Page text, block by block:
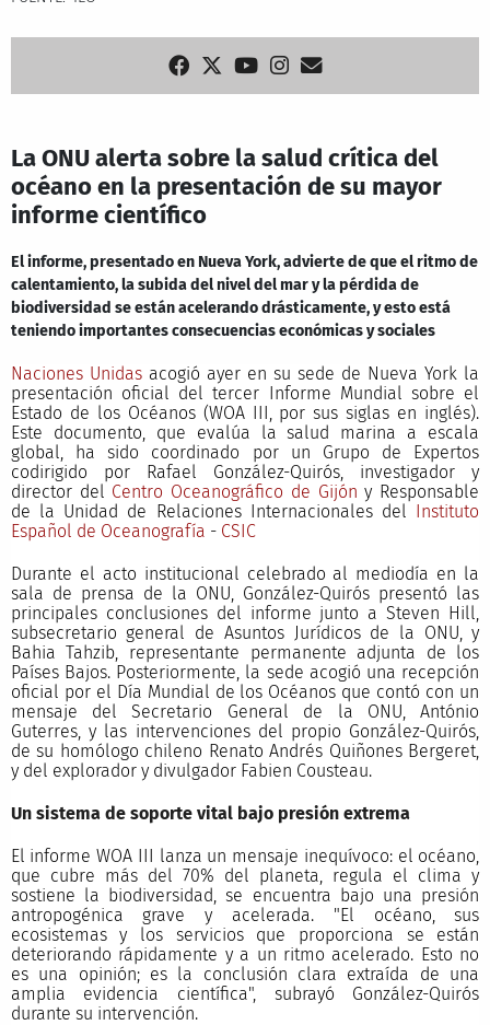
La ONU alerta sobre la salud crítica del
océano en la presentación de su mayor
informe científico
El informe, presentado en Nueva York, advierte de que el ritmo de
calentamiento, la subida del nivel del mar y la pérdida de
biodiversidad se están acelerando drásticamente, y esto está
teniendo importantes consecuencias económicas y sociales
Naciones Unidasacogió ayer en su sede de Nueva York la
presentación oficial del tercer Informe Mundial sobre el
Estado de los Océanos (WOA III, por sus siglas en inglés).
Este documento, que evalúa la salud marina a escala
global, ha sido coordinado por un Grupo de Expertos
codirigido por Rafael González-Quirós, investigador y
director del Centro Oceanográfico de Gijón y Responsable
de la Unidad de Relaciones Internacionales del Instituto
Español de Oceanografía - CSIC
Durante el acto institucional celebrado al mediodía en la
sala de prensa de la ONU, González-Quirós presentó las
principales conclusiones del informe junto a Steven Hill,
subsecretario general de Asuntos Jurídicos de la ONU, y
Bahia Tahzib, representante permanente adjunta de los
Países Bajos. Posteriormente, la sede acogió una recepción
oficial por el Día Mundial de los Océanos que contó con un
mensaje del Secretario General de la ONU, António
Guterres, y las intervenciones del propio González-Quirós,
de su homólogo chileno Renato Andrés Quiñones Bergeret,
y del explorador y divulgador Fabien Cousteau.
Un sistema de soporte vital bajo presión extrema
El informe WOA III lanza un mensaje inequívoco: el océano,
que cubre más del 70% del planeta, regula el clima y
sostiene la biodiversidad, se encuentra bajo una presión
antropogénica grave y acelerada. "El océano, sus
ecosistemas y los servicios que proporciona se están
deteriorando rápidamente y a un ritmo acelerado. Esto no
es una opinión; es la conclusión clara extraída de una
amplia evidencia científica", subrayó González-Quirós
durante su intervención.